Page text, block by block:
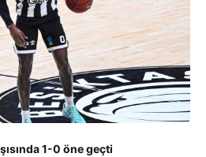
1-0 öne geçti